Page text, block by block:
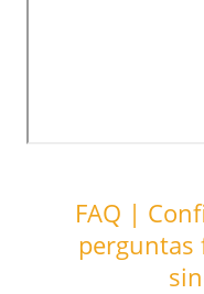
FAQ |
perguntas